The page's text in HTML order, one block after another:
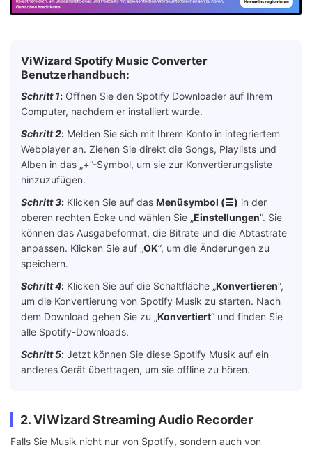
ViWizard Spotify Music Converter
Benutzerhandbuch:
Schritt 1: Öffnen Sie den Spotify Downloader auf Ihrem
Computer, nachdem er installiert wurde.
Schritt 2: Melden Sie sich mit Ihrem Konto in integriertem
Webplayer an. Ziehen Sie direkt die Songs, Playlists und
Alben in das „+”-Symbol, um sie zur Konvertierungsliste
hinzuzufügen.
Schritt 3: Klicken Sie auf das Menüsymbol (☰) in der
oberen rechten Ecke und wählen Sie „Einstellungen”. Sie
können das Ausgabeformat, die Bitrate und die Abtastrate
anpassen. Klicken Sie auf „OK”, um die Änderungen zu
speichern.
Schritt 4: Klicken Sie auf die Schaltfläche „Konvertieren“,
um die Konvertierung von Spotify Musik zu starten. Nach
dem Download gehen Sie zu „Konvertiert“ und finden Sie
alle Spotify-Downloads.
Schritt 5: Jetzt können Sie diese Spotify Musik auf ein
anderes Gerät übertragen, um sie offline zu hören.
2. ViWizard Streaming Audio Recorder
Falls Sie Musik nicht nur von Spotify, sondern auch von